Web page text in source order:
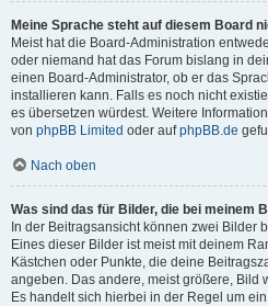
Meine Sprache steht auf diesem Board
Meist hat die Board-Administration
oder niemand hat das Forum bislang in
einen Board-Administrator, ob er das
installieren kann. Falls es noch nicht
es übersetzen würdest. Weitere
von phpBB Limited oder aufphpBB.de
Nach oben
Was sind das für Bilder, die bei meinem
In der Beitragsansicht können zwei Bilder
Eines dieser Bilder ist meist mit deinem
Kästchen oder Punkte, die deine
angeben. Das andere, meist größere, Bild
Es handelt sich hierbei in der Regel um